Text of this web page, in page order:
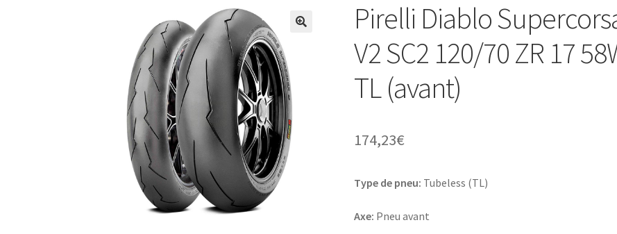
Pirelli Diablo
V2 SC2 120/70 ZR 17
TL (avant)
174,23€
Type de pneu: Tubeless (TL)
Axe: Pneu avant